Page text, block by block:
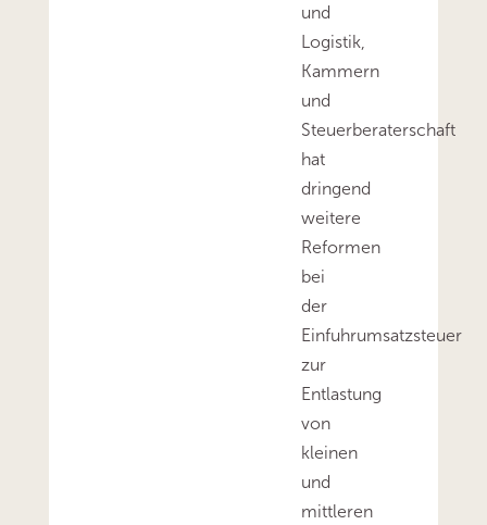
und
Logistik,
Kammern
und
Steuerberaterschaft
hat
dringend
weitere
Reformen
bei
der
Einfuhrumsatzsteuer
zur
Entlastung
von
kleinen
und
mittleren